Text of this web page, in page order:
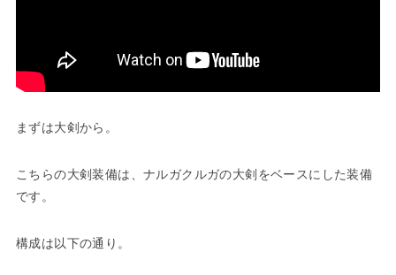
まずは大剣から。
こちらの大剣装備は、ナルガクルガの大剣をベースにした装備
です。
構成は以下の通り。